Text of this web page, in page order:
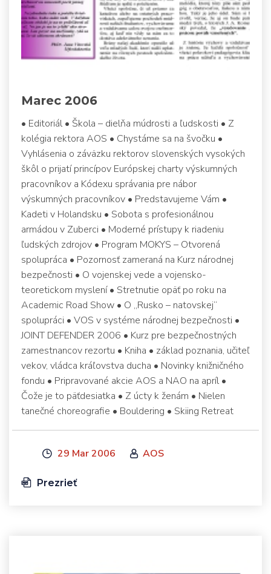
Marec 2006
• Editoriál • Škola – dielňa múdrosti a ľudskosti • Z
kolégia rektora AOS • Chystáme sa na švočku •
Vyhlásenia o záväzku rektorov slovenských vysokých
škôl o prijatí princípov Európskej charty výskumných
pracovníkov a Kódexu správania pre nábor
výskumných pracovníkov • Predstavujeme Vám •
Kadeti v Holandsku • Sobota s profesionálnou
armádou v Zuberci • Moderné prístupy k riadeniu
ľudských zdrojov • Program MOKYS – Otvorená
spolupráca • Pozornosť zameraná na Kurz národnej
bezpečnosti • O vojenskej vede a vojensko-
teoretickom myslení • Stretnutie opäť po roku na
Academic Road Show • O „Rusko – natovskej“
spolupráci • VOS v systéme národnej bezpečnosti •
JOINT DEFENDER 2006 • Kurz pre bezpečnostných
zamestnancov rezortu • Kniha • základ poznania, učiteľ
vekov, vládca kráľovstva ducha • Novinky knižničného
fondu • Pripravované akcie AOS a NAO na apríl •
Čože je to päťdesiatka • Z úcty k ženám • Nielen
tanečné choreografie • Bouldering • Skiing Retreat
29 Mar 2006 AOS
Prezrieť